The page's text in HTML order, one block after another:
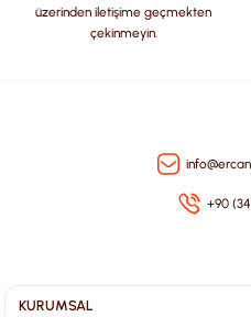
üzerinden iletişime geçmekten
çekinmeyin.
+90
KURUMSAL